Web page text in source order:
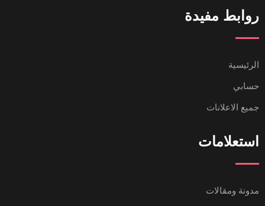
روابط مفيدة
الرئيسية
حسابي
جميع الاعلانات
استعلامات
مدونة ومقالات